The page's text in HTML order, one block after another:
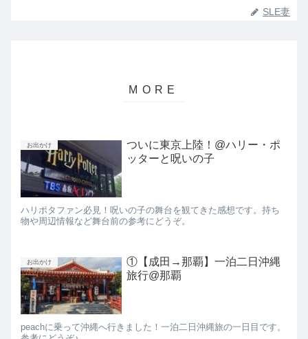
SLE妻
お出かけ
ついに東京上陸！@ハリー・ポ
ッターと呪いの子
ハリポタファン必見！呪いの子の舞台を観てきた感想です。持ち
物や周辺情報など舞台前の参考にどうぞ。
お出かけ
①【成田→那覇】一泊二日沖縄
旅行@那覇
peachに乗って沖縄へ行きました！一泊二日沖縄旅の一日目です。